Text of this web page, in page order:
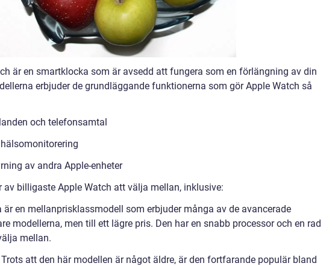
är en smartklocka som är avsedd att fungera som en förlängning av din
erbjuder de grundläggande funktionerna som gör Apple Watch så
och telefonsamtal
av andra Apple-enheter
av billigaste Apple Watch att välja mellan, inklusive:
är en mellanprisklassmodell som erbjuder många av de avancerade
modellerna, men till ett lägre pris. Den har en snabb processor och en rad
mellan.
att den här modellen är något äldre, är den fortfarande populär bland